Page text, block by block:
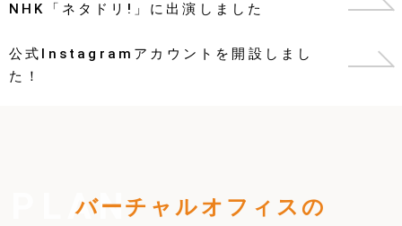
NHK「ネタドリ!」に出演しました
公式Instagramアカウントを開設しまし
た！
バーチャルオフィスの